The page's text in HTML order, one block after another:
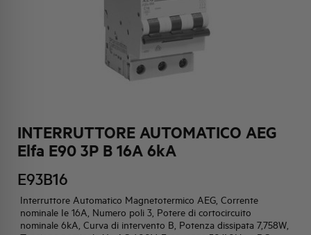
INTERRUTTORE AUTOMATICO AEG
Elfa E90 3P B 16A 6kA
E93B16
Interruttore Automatico Magnetotermico AEG, Corrente
nominale Ie 16A, Numero poli 3, Potere di cortocircuito
nominale 6kA, Curva di intervento B, Potenza dissipata 7,758W,
ATTIVITÀ E MERCATI